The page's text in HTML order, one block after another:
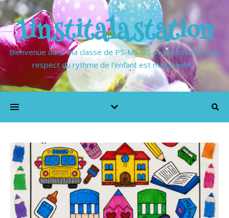
1institalastation
Bienvenue dans ma classe de PS-MS-GS où l'autonomie & le
respect du rythme de l'enfant est ma priorité…